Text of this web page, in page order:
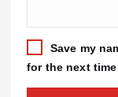
Save my
for the next